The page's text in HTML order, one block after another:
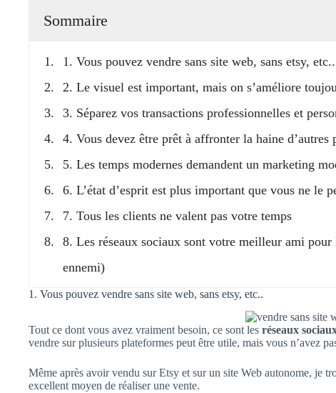
Sommaire
1. Vous pouvez vendre sans site web, sans etsy, etc..
2. Le visuel est important, mais on s’améliore
3. Séparez vos transactions professionnelles et
4. Vous devez être prêt à affronter la haine d’autres
5. Les temps modernes demandent un marketing
6. L’état d’esprit est plus important que vous ne le
7. Tous les clients ne valent pas votre temps
8. Les réseaux sociaux sont votre meilleur ami
ennemi)
1. Vous pouvez vendre sans site web, sans etsy, etc..
Tout ce dont vous avez vraiment besoin, ce sont les réseaux
vendre sur plusieurs plateformes peut être utile, mais vous n’avez
Même après avoir vendu sur Etsy et sur un site Web autonome, je
excellent moyen de réaliser une vente.